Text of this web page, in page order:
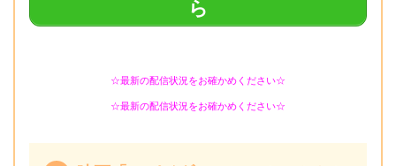
ら
☆最新の配信状況をお確かめください☆
☆最新の配信状況をお確かめください☆